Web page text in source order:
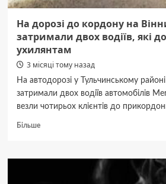
На дорозі до кордону на
затримали двох водіїв, які
ухилянтам
3 місяці тому назад
На автодорозі у Тульчинському
затримали двох водіїв автомобілів
везли чотирьох клієнтів до
БільшеДокладніше
дорозі